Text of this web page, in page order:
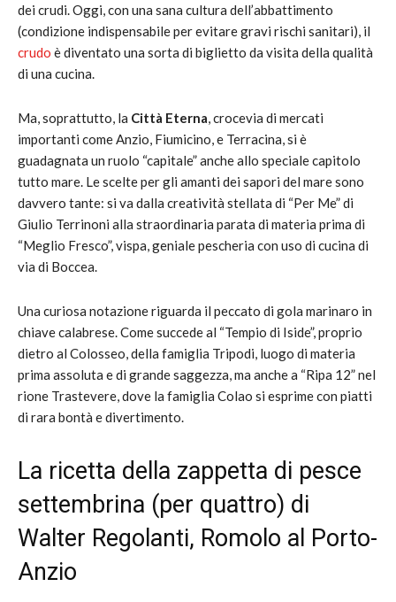
dei crudi. Oggi, con una sana cultura dell’abbattimento
(condizione indispensabile per evitare gravi rischi sanitari), il
crudo è diventato una sorta di biglietto da visita della qualità
di una cucina.
Ma, soprattutto, la Città Eterna, crocevia di mercati
importanti come Anzio, Fiumicino, e Terracina, si è
guadagnata un ruolo “capitale” anche allo speciale capitolo
tutto mare. Le scelte per gli amanti dei sapori del mare sono
davvero tante: si va dalla creatività stellata di “Per Me” di
Giulio Terrinoni alla straordinaria parata di materia prima di
“Meglio Fresco”, vispa, geniale pescheria con uso di cucina di
via di Boccea.
Una curiosa notazione riguarda il peccato di gola marinaro in
chiave calabrese. Come succede al “Tempio di Iside”, proprio
dietro al Colosseo, della famiglia Tripodi, luogo di materia
prima assoluta e di grande saggezza, ma anche a “Ripa 12” nel
rione Trastevere, dove la famiglia Colao si esprime con piatti
di rara bontà e divertimento.
La ricetta della zappetta di pesce
settembrina (per quattro) di
Walter Regolanti, Romolo al Porto-
Anzio